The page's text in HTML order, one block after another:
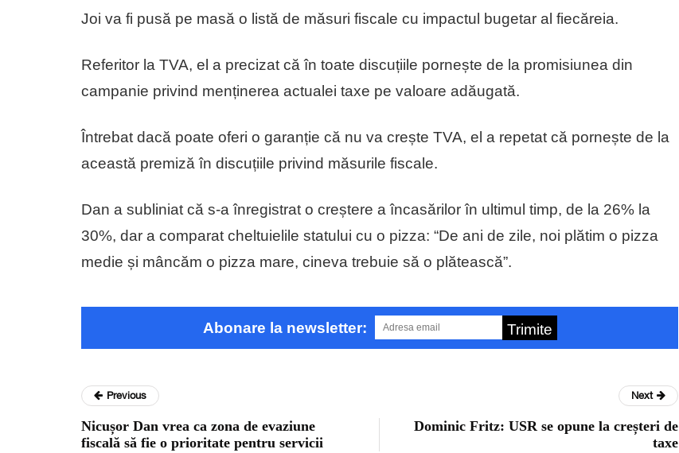
Joi va fi pusă pe masă o listă de măsuri fiscale cu impactul bugetar al fiecăreia.
Referitor la TVA, el a precizat că în toate discuțiile pornește de la promisiunea din
campanie privind menținerea actualei taxe pe valoare adăugată.
Întrebat dacă poate oferi o garanție că nu va crește TVA, el a repetat că pornește de la
această premiză în discuțiile privind măsurile fiscale.
Dan a subliniat că s-a înregistrat o creștere a încasărilor în ultimul timp, de la 26% la
30%, dar a comparat cheltuielile statului cu o pizza: “De ani de zile, noi plătim o pizza
medie și mâncăm o pizza mare, cineva trebuie să o plătească”.
Abonare la newsletter: Trimite
Previous
Nicușor Dan vrea ca zona de evaziune
fiscală să fie o prioritate pentru servicii
Next
Dominic Fritz: USR se opune la creșteri de
taxe